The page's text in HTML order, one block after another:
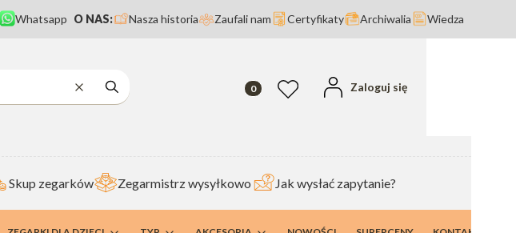
Whatsapp O NAS: Nasza historia Zaufali nam Certyfikaty Archiwalia Wiedza
WyczyśćSzukaj
Produkty w koszyku: 0. Zobacz szczegóły
Ulubione
Zaloguj się
Skup zegarków Zegarmistrz wysyłkowo Jak wysłać zapytanie?